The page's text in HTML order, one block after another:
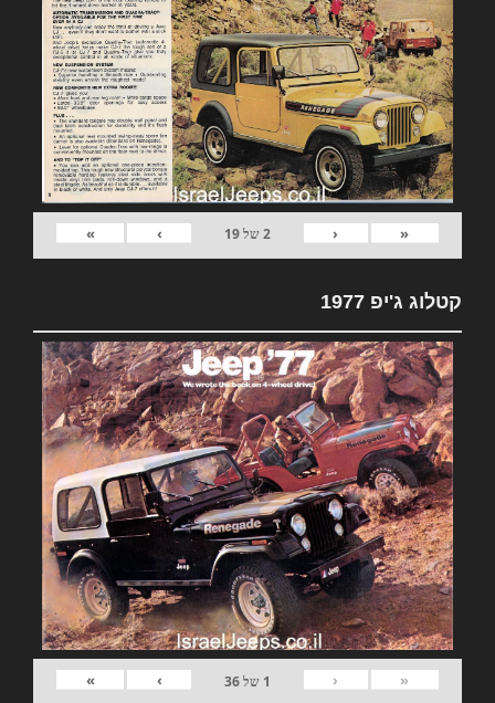
«
‹
2של19
›
»
קטלוג ג'יפ 1977
«
‹
1 של36
›
»